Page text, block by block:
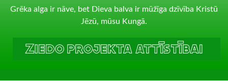
Grēka alga ir nāve, bet Dieva balva ir mūžīga dzīvība Kristū
Jēzū, mūsu Kungā.